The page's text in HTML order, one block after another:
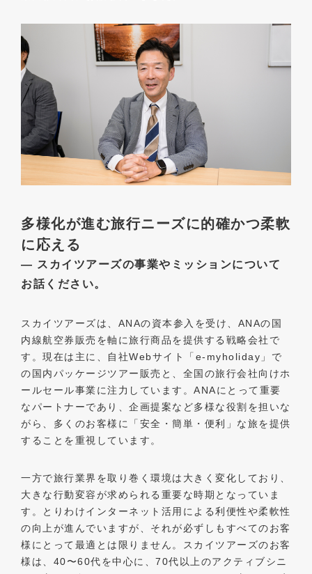
多様化が進む旅行ニーズに的確かつ柔軟
に応える
― スカイツアーズの事業やミッションについて
お話ください。
スカイツアーズは、ANAの資本参入を受け、ANAの国
内線航空券販売を軸に旅行商品を提供する戦略会社で
す。現在は主に、自社Webサイト「e-myholiday」で
の国内パッケージツアー販売と、全国の旅行会社向けホ
ールセール事業に注力しています。ANAにとって重要
なパートナーであり、企画提案など多様な役割を担いな
がら、多くのお客様に「安全・簡単・便利」な旅を提供
することを重視しています。
一方で旅行業界を取り巻く環境は大きく変化しており、
大きな行動変容が求められる重要な時期となっていま
す。とりわけインターネット活用による利便性や柔軟性
の向上が進んでいますが、それが必ずしもすべてのお客
様にとって最適とは限りません。スカイツアーズのお客
様は、40〜60代を中心に、70代以上のアクティブシニ